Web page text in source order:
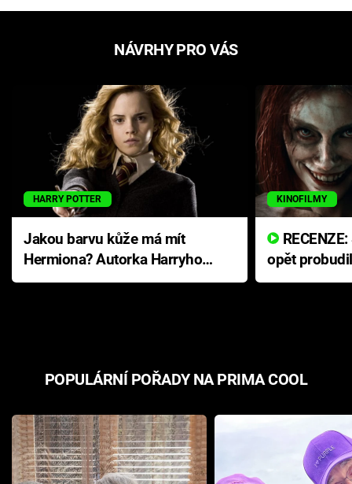
NÁVRHY PRO VÁS
HARRY POTTER
Jakou barvu kůže má mít
Hermiona? Autorka Harryho
Pottera přišla s ráznou
KINOFILMY
opět
přichází s
POPULÁRNÍ POŘADY NA PRIMA COOL